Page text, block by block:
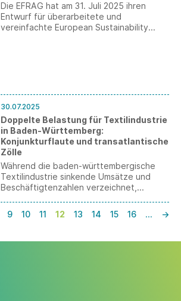
Die EFRAG hat am 31. Juli 2025 ihren
Entwurf für überarbeitete und
vereinfachte European Sustainability
30.07.2025
Doppelte Belastung für Textilindustrie
in Baden-Württemberg:
Konjunkturflaute und transatlantische
Zölle
Während die baden-württembergische
Textilindustrie sinkende Umsätze und
Beschäftigtenzahlen verzeichnet,
Exporte die wirtschaftliche Erholung.
Südwesttextil sieht daher den Bedarf,
Europäische Union weiterhin für freien
9 10 11 12 13 14 15 16 … →